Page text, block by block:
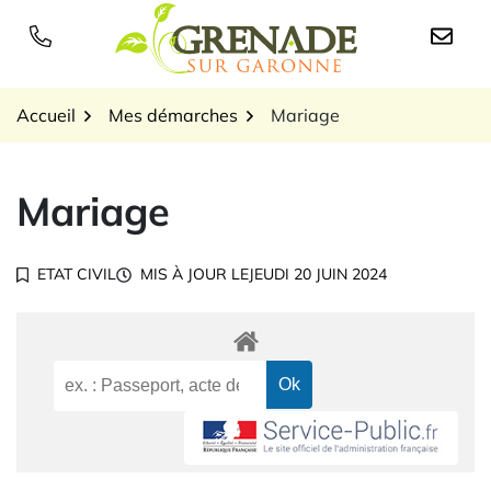
Logo Grenade sur
Accueil Mes démarches Mariage
Mariage
ETAT CIVIL MIS À JOUR LEJEUDI 20 JUIN 2024